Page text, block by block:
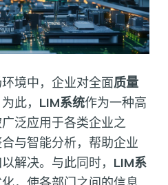
境中，企业对全面质量
此， LIM系统作为一种高
泛应用于各类企业之
与智能分析，帮助企业
解决。与此同时， LIM系